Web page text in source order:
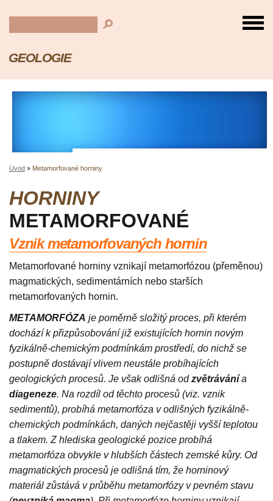
GEOLOGIE
Úvod » Metamorfované horniny
HORNINY
METAMORFOVANÉ
Vznik metamorfovaných hornin
Metamorfované horniny vznikají metamorfózou (přeměnou)
magmatických, sedimentárních nebo starších
metamorfovaných hornin.
METAMORFÓZA je poměrně složitý proces, při kterém
dochází k přizpůsobování již existujících hornin novým
fyzikálně-chemickým podmínkám prostředí, do nichž se
postupně dostávají vlivem neustále probíhajících
geologických procesů. Je však odlišná odzvětrávánía
diageneze. Na rozdíl od těchto procesů (viz. vznik
sedimentů), probíhá metamorfóza v odlišných fyzikálně-
chemických podmínkách, daných nejčastěji vyšší teplotou
a tlakem. Z hlediska geologické pozice probíhá
metamorfóza obvykle v hlubších částech zemské kůry. Od
magmatických procesů je odlišná tím, že horninový
materiál zůstává v průběhu metamorfózy v pevném stavu